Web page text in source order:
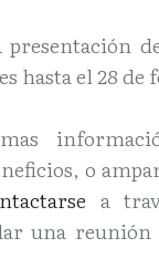
hasta el 28 de
o
a
una